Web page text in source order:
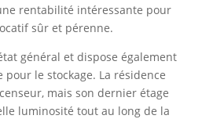
rentabilité intéressante pour
sûr et pérenne.
général et dispose également
pour le stockage. La résidence
mais son dernier étage
luminosité tout au long de la